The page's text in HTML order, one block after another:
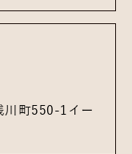
川町550-1 イー